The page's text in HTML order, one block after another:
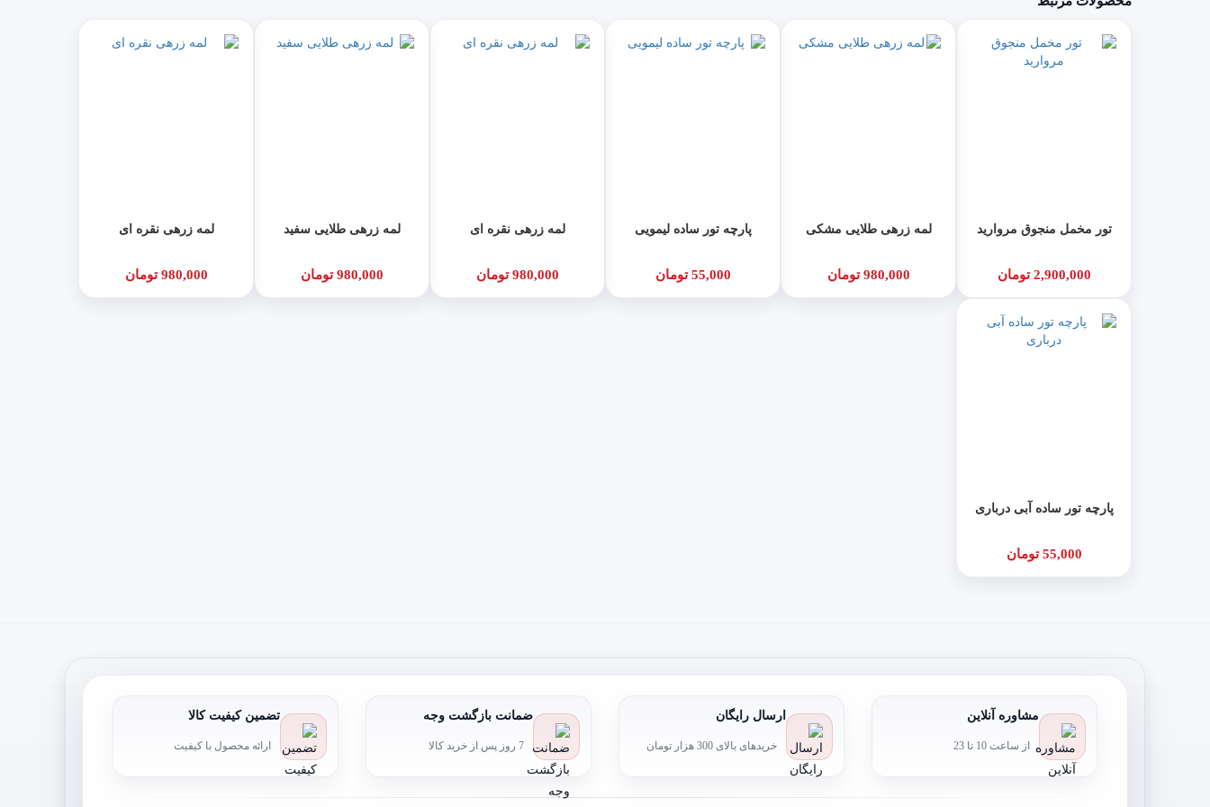
تور مخمل منجوق مروارید
2,900,000 تومان
لمه زرهی طلایی مشکی
980,000 تومان
پارچه تور ساده لیمویی
55,000 تومان
لمه زرهی نقره ای
980,000 تومان
لمه زرهی طلایی سفید
980,000 تومان
لمه زرهی نقره ای
980,000 تومان
پارچه تور ساده آبی درباری
55,000 تومان
مشاوره آنلاین
از ساعت 10 تا 23
ارسال رایگان
خریدهای بالای 300 هزار تومان
ضمانت بازگشت وجه
7 روز پس از خرید کالا
تضمین کیفیت کالا
ارائه محصول با کیفیت